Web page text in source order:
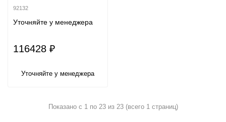
92132
Уточняйте у менеджера
116428 ₽
Уточняйте у менеджера
Показано с 1 по 23 из 23 (всего 1 страниц)